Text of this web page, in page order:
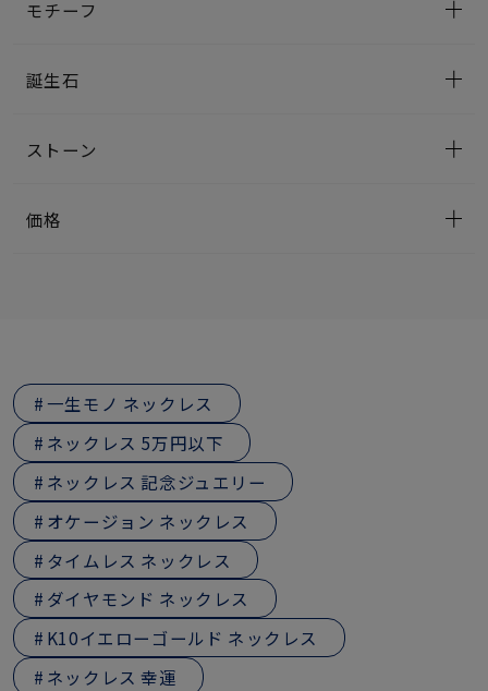
モチーフ
誕生石
ストーン
価格
一生モノ ネックレス
ネックレス 5万円以下
ネックレス 記念ジュエリー
オケージョン ネックレス
タイムレス ネックレス
ダイヤモンド ネックレス
K10イエローゴールド ネックレス
ネックレス 幸運